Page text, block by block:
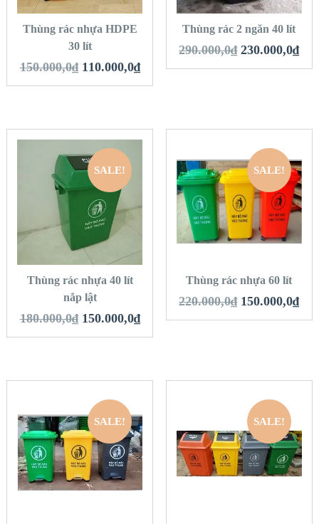
Thùng rác nhựa HDPE
30 lít
150.000,0₫ 110.000,0₫
Thùng rác 2 ngăn 40 lít
290.000,0₫ 230.000,0₫
SALE!
QUICK LOOK
VIEW DETAILS
THÊM VÀO GIỎ
HÀNG
Thùng rác nhựa 40 lít
nắp lật
180.000,0₫ 150.000,0₫
SALE!
QUICK LOOK
VIEW DETAILS
THÊM VÀO GIỎ
Thùng rác nhựa 60 lít
220.000,0₫ 150.000,0₫
SALE!
QUICK LOOK
VIEW DETAILS
THÊM VÀO GIỎ
SALE!
QUICK LOOK
VIEW DETAILS